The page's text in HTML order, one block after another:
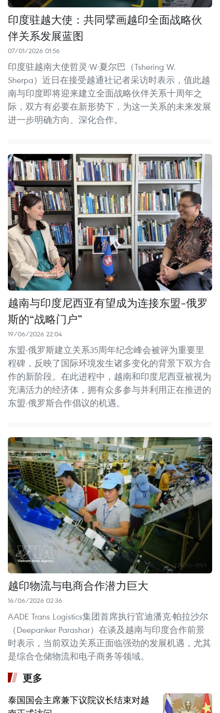
印度驻越大使：共同擘画越印全面战略伙
伴关系发展蓝图
07/01/2026 01:56
印度驻越南大使哲灵·W·夏尔巴（Tshering W.
Sherpa）近日在接受越通社记者采访时表示，值此越
南与印度即将迎来建立全面战略伙伴关系十周年之
际，双方有必要在新形势下，为这一关系的未来发展
进一步明确方向、深化合作。
越南与印度尼西亚有望成为连接东盟-俄罗
斯的“战略门户”
19/06/2026 22:04
东盟-俄罗斯建立关系35周年纪念峰会被评为重要里
程碑，反映了国际环境发生诸多变化的背景下双方合
作的新阶段。在此进程中，越南和印度尼西亚被视为
充满活力的经济体，拥有众多参与并利用正在推进的
东盟-俄罗斯合作倡议的机遇。
越印物流与电商合作潜力巨大
16/06/2026 02:36
AADE Trans Logistics集团首席执行官迪潘克·帕拉沙尔
（Deepanker Parashar）在谈及越南与印度合作前景
时表示，当前双边关系正面临强劲的发展机遇，尤其
是综合仓储物流和电子商务等领域。
更多
泰国国会主席兼下议院议长结束对越